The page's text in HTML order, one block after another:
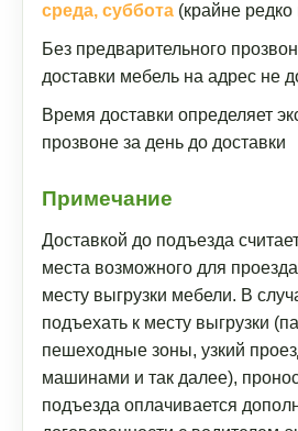
среда, суббота (крайне
Без предварительного
доставки мебель на адрес не
Время доставки определяет
прозвоне за день до доставки
Примечание
Доставкой до подъезда
места возможного для
месту выгрузки мебели. В
подъехать к месту выгрузки
пешеходные зоны, узкий
машинами и так далее),
подъезда оплачивается